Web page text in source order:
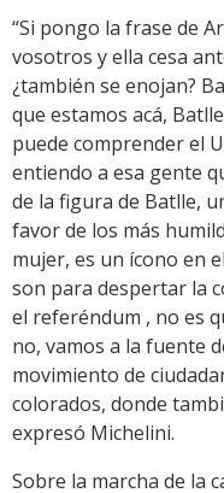
“Si pongo la frase de
vosotros y ella cesa
¿también se enojan?
que estamos acá,
puede comprender el
entiendo a esa gente
de la figura de Batlle,
favor de los más
mujer, es un ícono en
son para despertar la
el referéndum , no es
no, vamos a la fuente
movimiento de
colorados, donde
expresó Michelini.
Sobre la marcha de la